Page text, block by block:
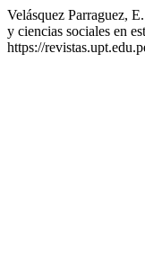
Velásquez Parraguez,
y ciencias sociales en
https://